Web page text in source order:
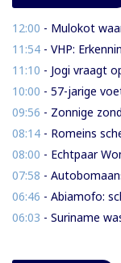
12:00 - Mulokot waarschuwt regering-
11:54 - VHP: Erkenning,
11:10 - Jogi vraagt
10:00 - 57-jarige voetganger
09:56 - Zonnige
08:14 - Romeins
08:00 - Echtpaar
07:58 - Autobomaanslag
06:46 - Abiamofo: schoon
06:03 - Suriname was